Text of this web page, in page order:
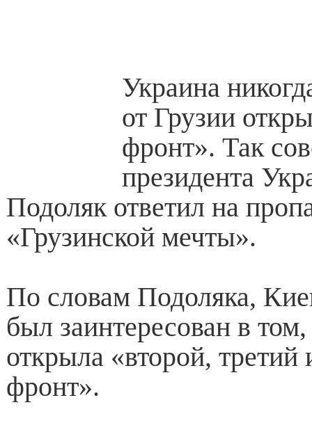
Украина
от Грузии
фронт». Так
президента
Подоляк ответил на
«Грузинской мечты».
По словам Подоляка,
был заинтересован в
открыла «второй, третий
фронт».